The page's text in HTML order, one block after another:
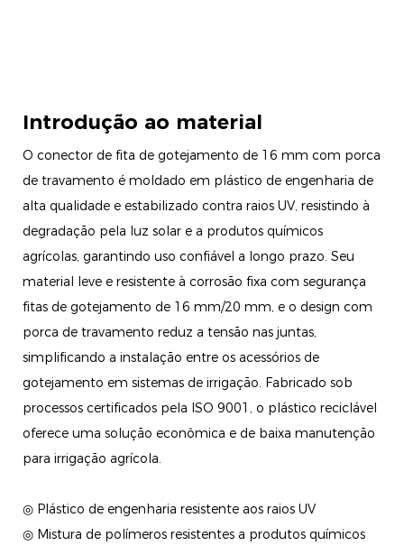
Introdução ao material
O conector de fita de gotejamento de 16 mm com porca
de travamento é moldado em plástico de engenharia de
alta qualidade e estabilizado contra raios UV, resistindo à
degradação pela luz solar e a produtos químicos
agrícolas, garantindo uso confiável a longo prazo. Seu
material leve e resistente à corrosão fixa com segurança
fitas de gotejamento de 16 mm/20 mm, e o design com
porca de travamento reduz a tensão nas juntas,
simplificando a instalação entre os acessórios de
gotejamento em sistemas de irrigação. Fabricado sob
processos certificados pela ISO 9001, o plástico reciclável
oferece uma solução econômica e de baixa manutenção
para irrigação agrícola.
◎ Plástico de engenharia resistente aos raios UV
◎ Mistura de polímeros resistentes a produtos químicos